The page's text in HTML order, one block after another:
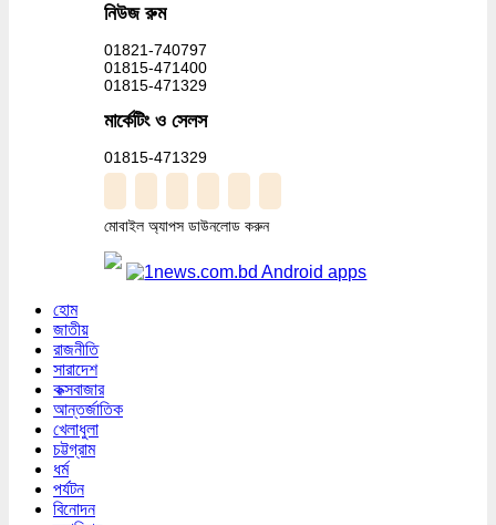
নিউজ রুম
01821-740797
01815-471400
01815-471329
মার্কেটিং ও সেলস
01815-471329
মোবাইল অ্যাপস ডাউনলোড করুন
হোম
জাতীয়
রাজনীতি
সারাদেশ
কক্সবাজার
আন্তর্জাতিক
খেলাধুলা
চট্টগ্রাম
ধর্ম
পর্যটন
বিনোদন